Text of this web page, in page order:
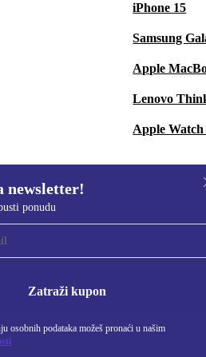
iPhone 15
Samsung
Apple
Lenovo
Apple
newsletter!
ponudu
Zatraži kupon
osobnih podataka možeš pronaći u našim
Zatraži
Informacije o korištenju osobnih podataka
NEW.